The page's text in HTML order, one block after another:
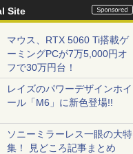
Site
マウス、RTX 5060 Ti搭載ゲ
ーミングPCが7万5,000円オ
フで30万円台！
レイズのパワーデザインホイ
ール「M6」に新色登場!!
ソニーミラーレス一眼の大特
集！ 見どころ記事まとめ